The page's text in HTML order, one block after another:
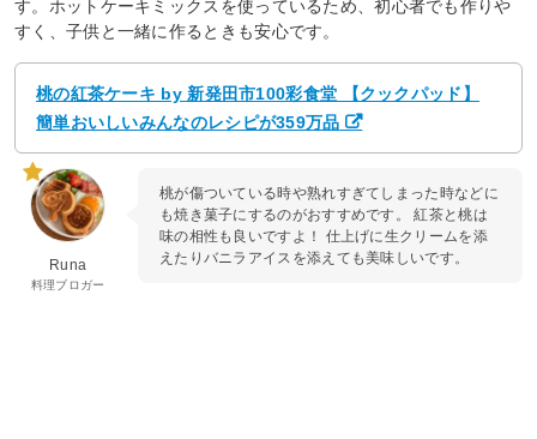
す。ホットケーキミックスを使っているため、初心者でも作りや
すく、子供と一緒に作るときも安心です。
桃の紅茶ケーキ by 新発田市100彩食堂 【クックパッド】
簡単おいしいみんなのレシピが359万品
Runa
料理ブロガー
桃が傷ついている時や熟れすぎてしまった時などに
も焼き菓子にするのがおすすめです。 紅茶と桃は
味の相性も良いですよ！ 仕上げに生クリームを添
えたりバニラアイスを添えても美味しいです。